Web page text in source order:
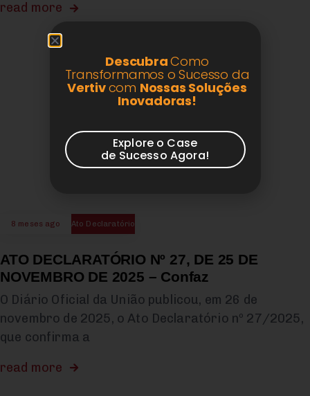
read more
8 meses ago Ato Declaratório
ATO DECLARATÓRIO Nº 27, DE 25 DE
NOVEMBRO DE 2025 – Confaz
O Diário Oficial da União publicou, em 26 de
novembro de 2025, o Ato Declaratório nº 27/2025,
que confirma a
read more
DescubraComo
Transformamos o Sucesso da
Vertivcom Nossas Soluções
Inovadoras!
Explore o Case
de Sucesso Agora!